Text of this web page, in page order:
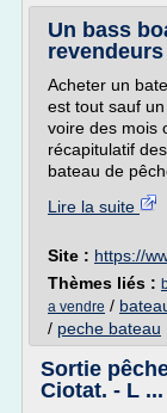
Un bass
revendeurs
Acheter un
est tout sauf
voire des mois
récapitulatif
bateau de
Lire la suite
Site : https://
Thèmes liés :
a vendre /
/ peche bateau
Sortie
Ciotat. - L ...